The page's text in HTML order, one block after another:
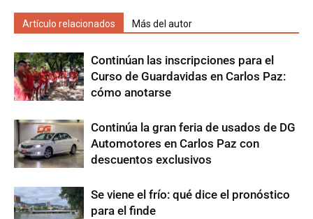
Artículo relacionados Más del autor
Continúan las inscripciones para el
Curso de Guardavidas en Carlos Paz:
cómo anotarse
Continúa la gran feria de usados de DG
Automotores en Carlos Paz con
descuentos exclusivos
Se viene el frío: qué dice el pronóstico
para el finde